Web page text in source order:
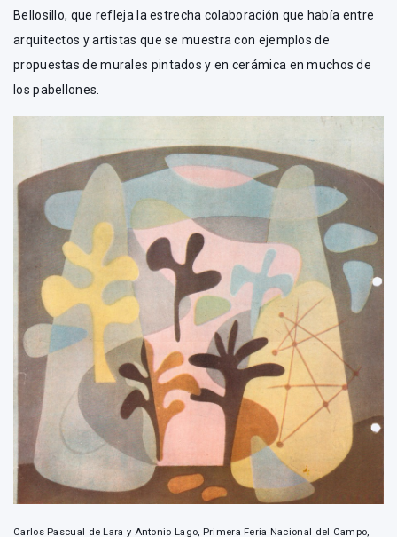
Bellosillo, que refleja la estrecha colaboración que había entre
arquitectos y artistas que se muestra con ejemplos de
propuestas de murales pintados y en cerámica en muchos de
los pabellones.
Carlos Pascual de Lara y Antonio Lago, Primera Feria Nacional del Campo,